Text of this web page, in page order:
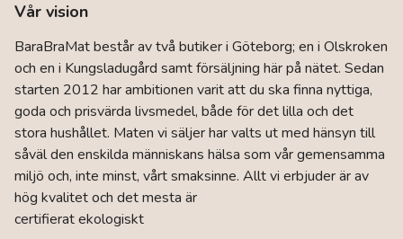
Vår vision
BaraBraMat består av två butiker i Göteborg; en i Olskroken
och en i Kungsladugård samt försäljning här på nätet. Sedan
starten 2012 har ambitionen varit att du ska finna nyttiga,
goda och prisvärda livsmedel, både för det lilla och det
stora hushållet. Maten vi säljer har valts ut med hänsyn till
såväl den enskilda människans hälsa som vår gemensamma
miljö och, inte minst, vårt smaksinne. Allt vi erbjuder är av
hög kvalitet och det mesta är
certifierat ekologiskt